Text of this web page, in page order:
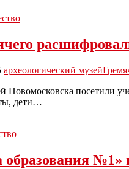
археологический музей
Новомосковска посетили
дети…
№1»